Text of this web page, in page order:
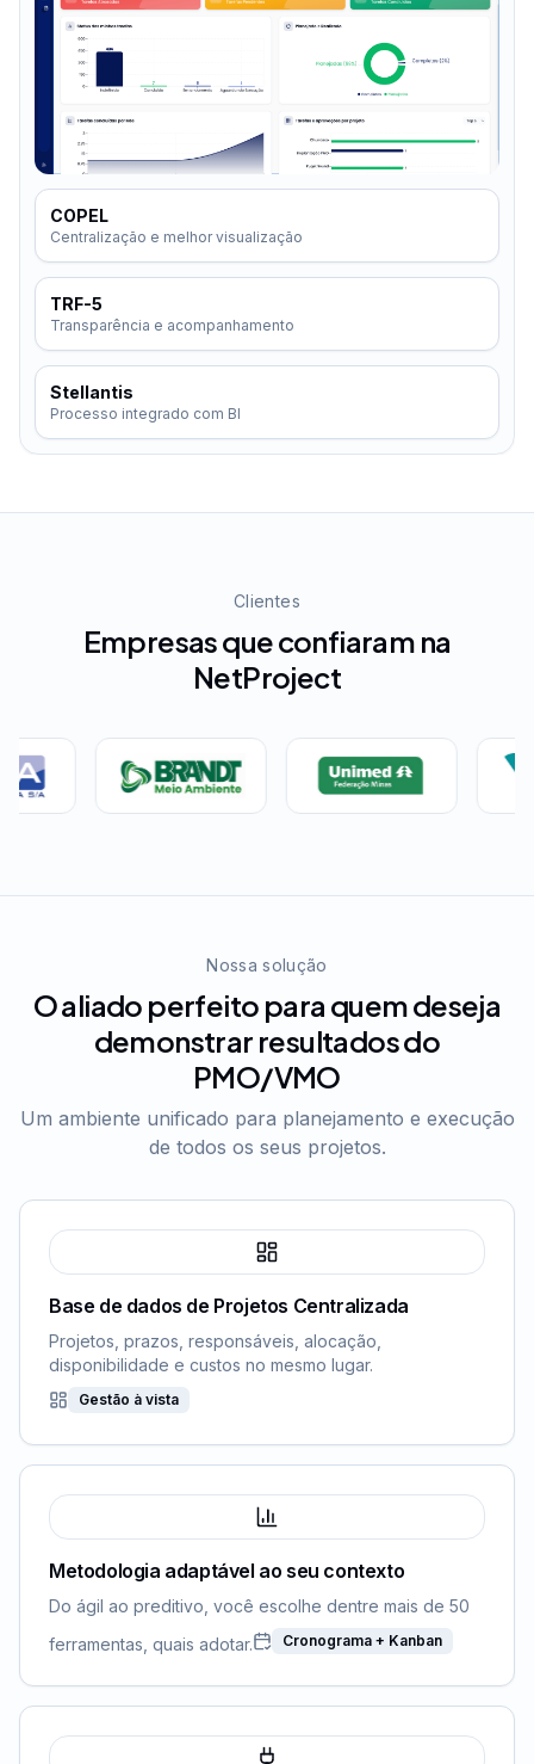
COPEL
Centralização e melhor visualização
TRF-5
Transparência e acompanhamento
Stellantis
Processo integrado com BI
Clientes
Empresas que confiaram na
NetProject
Nossa solução
O aliado perfeito para quem deseja
demonstrar resultados do
PMO/VMO
Um ambiente unificado para planejamento e execução
de todos os seus projetos.
Base de dados de Projetos Centralizada
Projetos, prazos, responsáveis, alocação,
disponibilidade e custos no mesmo lugar.
Gestão à vista
Metodologia adaptável ao seu contexto
Do ágil ao preditivo, você escolhe dentre mais de 50
ferramentas, quais adotar.
Cronograma + Kanban